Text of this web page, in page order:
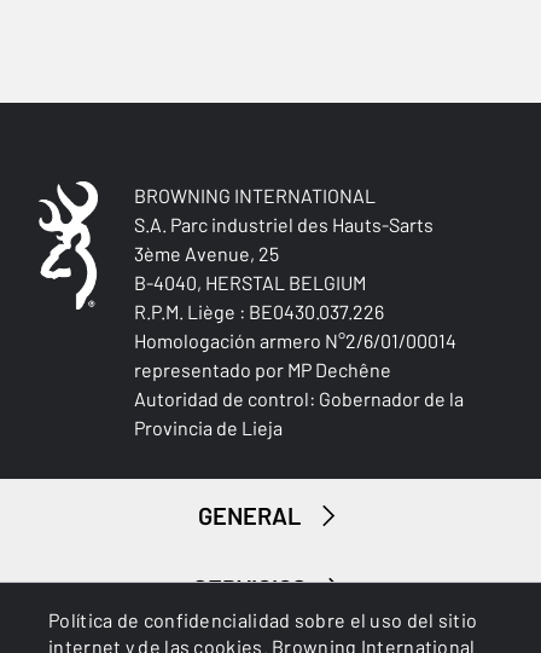
Política de confidencialidad sobre el uso del sitio
internet y de las cookies. Browning International
Caza menor
BROWNING INTERNATIONAL
S.A. Parc industriel des Hauts-Sarts
3ème Avenue, 25
B-4040, HERSTAL BELGIUM
R.P.M. Liège : BE0430.037.226
Homologación armero N°2/6/01/00014
representado por MP Dechêne
Autoridad de control: Gobernador de la
Provincia de Lieja
GENERAL
SERVICIOS